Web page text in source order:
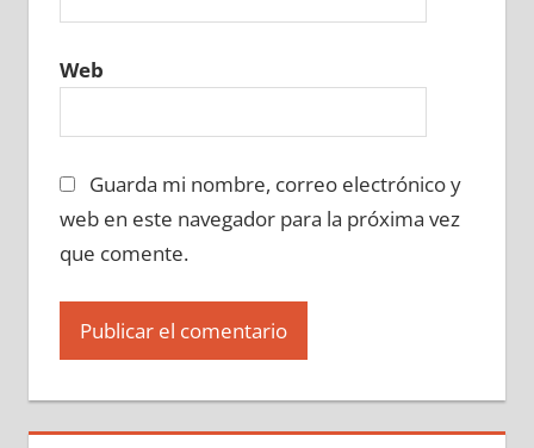
Web
Guarda mi nombre, correo electrónico y
web en este navegador para la próxima vez
que comente.